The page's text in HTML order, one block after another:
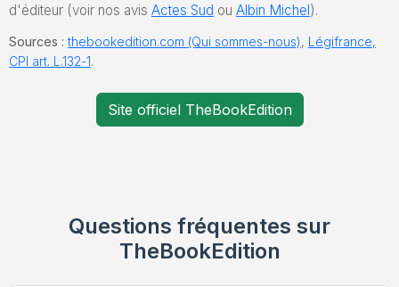
d'éditeur (voir nos avis Actes Sud ou Albin Michel).
Sources : thebookedition.com (Qui sommes-nous), Légifrance,
CPI art. L.132-1.
Site officiel TheBookEdition
Questions fréquentes sur
TheBookEdition